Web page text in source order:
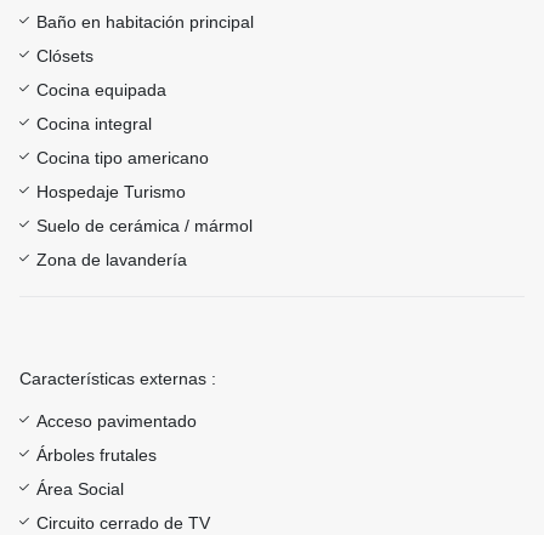
Baño en habitación principal
Clósets
Cocina equipada
Cocina integral
Cocina tipo americano
Hospedaje Turismo
Suelo de cerámica / mármol
Zona de lavandería
Características externas :
Acceso pavimentado
Árboles frutales
Área Social
Circuito cerrado de TV